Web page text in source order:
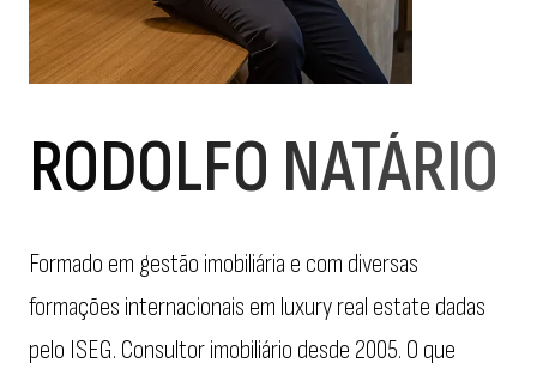
RODOLFO NATÁRIO
Formado em gestão imobiliária e com diversas
formações internacionais em luxury real estate dadas
pelo ISEG. Consultor imobiliário desde 2005. O que